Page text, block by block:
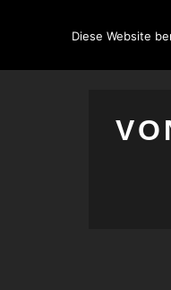
Diese Website